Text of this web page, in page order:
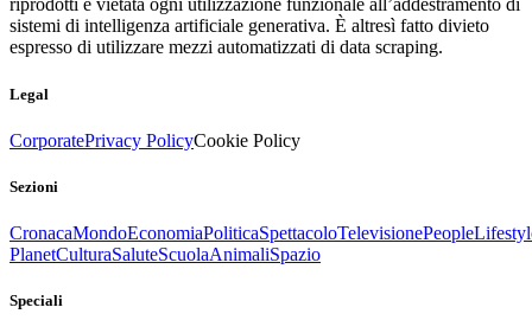
riprodotti è vietata ogni utilizzazione funzionale all’addestramento di
sistemi di intelligenza artificiale generativa. È altresì fatto divieto
espresso di utilizzare mezzi automatizzati di data scraping.
Legal
CorporatePrivacy PolicyCookie Policy
Sezioni
CronacaMondoEconomiaPoliticaSpettacoloTelevisionePeople
PlanetCulturaSaluteScuolaAnimaliSpazio
Speciali